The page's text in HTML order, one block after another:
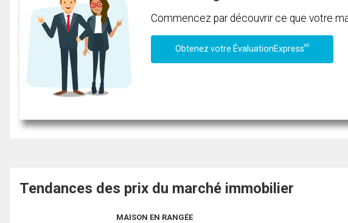
Commencez par découvrir ce que votre
Obtenez votre ÉvaluationExpressMC
Tendances des prix du marché immobilier
MAISON EN RANGÉE